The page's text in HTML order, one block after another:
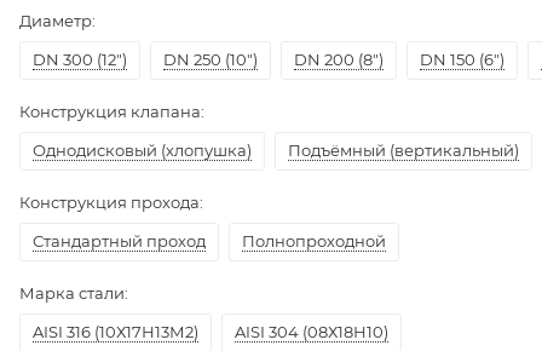
Диаметр:
DN 300 (12")
DN 250 (10") DN 200 (8") DN 150 (6")
Конструкция клапана:
Однодисковый (хлопушка)
Подъёмный (вертикальный)
Конструкция прохода:
Стандартный проход
Полнопроходной
Марка стали:
AISI 316 (10Х17Н13М2)
AISI 304 (08Х18Н10)